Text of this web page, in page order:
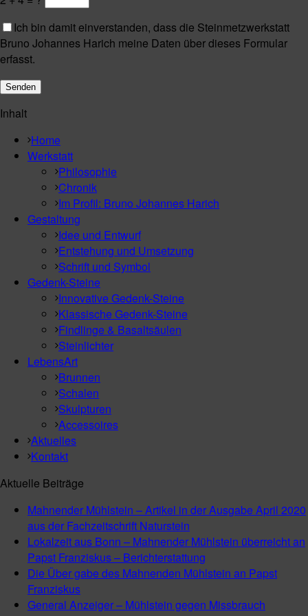
Ich bin damit einverstanden, dass die Steinmetzwerkstatt
Bruno Johannes Harich meine Daten über dieses Formular
erfasst.
Inhalt
Home
Werkstatt
Philosophie
Chronik
Im Profil: Bruno Johannes Harich
Gestaltung
Idee und Entwurf
Entstehung und Umsetzung
Schrift und Symbol
Gedenk-Steine
Innovative Gedenk-Steine
Klassische Gedenk-Steine
Findlinge & Basaltsäulen
Steinlichter
LebensArt
Brunnen
Schalen
Skulpturen
Accessoires
Aktuelles
Kontakt
Aktuelle Beiträge
Mahnender Mühlstein – Artikel in der Ausgabe April 2020
aus der Fachzeitschrift Naturstein
Lokalzeit aus Bonn – Mahnender Mühlstein überreicht an
Papst Franziskus – Berichterstattung
Die Über gabe des Mahnenden Mühlstein an Papst
Franziskus
General Anzeiger – Mühlstein gegen Missbrauch